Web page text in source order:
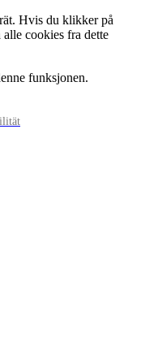
Hvis du klikker på
cookies fra dette
funksjonen.